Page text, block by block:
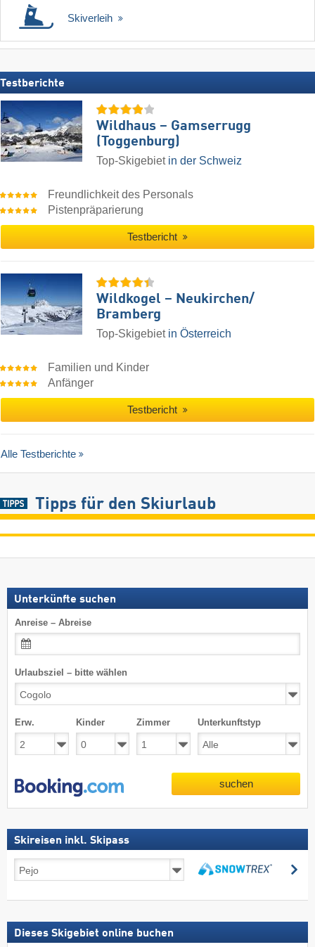
Skiverleih
Testberichte
Wildhaus – Gamserrugg
(Toggenburg)
Top-Skigebiet in der Schweiz
Freundlichkeit des Personals
Pistenpräparierung
Testbericht
Wildkogel – Neukirchen/​
Bramberg
Top-Skigebiet in Österreich
Familien und Kinder
Anfänger
Testbericht
Alle Testberichte
Tipps für den Skiurlaub
Unterkünfte suchen
Anreise – Abreise
Urlaubsziel – bitte wählen
Erw. Kinder Zimmer Unterkunftstyp
suchen
Skireisen inkl. Skipass
Skireisen
inkl.
Dieses Skigebiet online buchen